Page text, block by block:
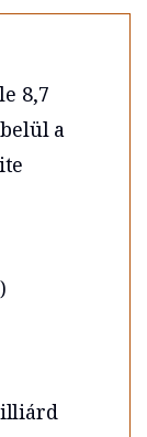
8,7
a